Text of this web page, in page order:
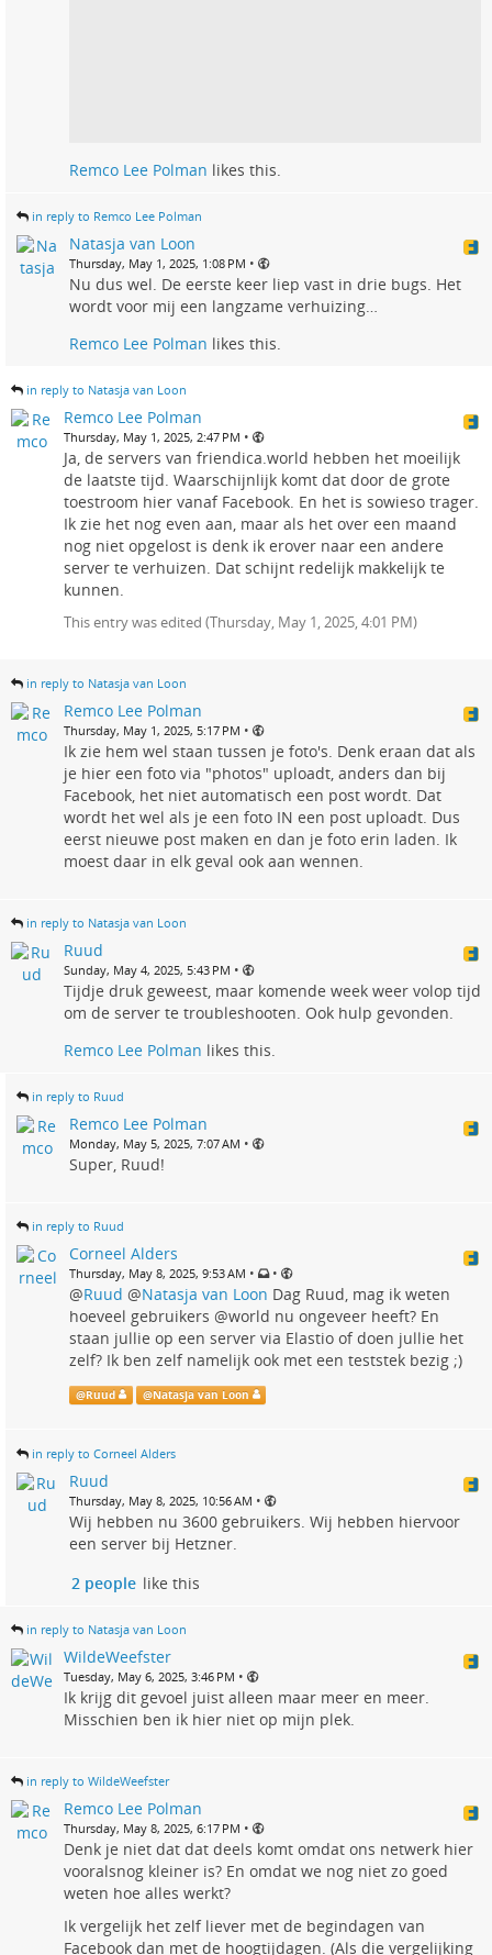
Remco Lee Polman likes this.
in reply to Remco Lee Polman
Natasja van Loon
Thursday, May 1, 2025, 1:08 PM •
Nu dus wel. De eerste keer liep vast in drie bugs. Het
wordt voor mij een langzame verhuizing…
Remco Lee Polman likes this.
in reply to Natasja van Loon
Remco Lee Polman
Thursday, May 1, 2025, 2:47 PM •
Ja, de servers van friendica.world hebben het moeilijk
de laatste tijd. Waarschijnlijk komt dat door de grote
toestroom hier vanaf Facebook. En het is sowieso trager.
Ik zie het nog even aan, maar als het over een maand
nog niet opgelost is denk ik erover naar een andere
server te verhuizen. Dat schijnt redelijk makkelijk te
kunnen.
This entry was edited (Thursday, May 1, 2025, 4:01 PM)
in reply to Natasja van Loon
Remco Lee Polman
Thursday, May 1, 2025, 5:17 PM •
Ik zie hem wel staan tussen je foto's. Denk eraan dat als
je hier een foto via "photos" uploadt, anders dan bij
Facebook, het niet automatisch een post wordt. Dat
wordt het wel als je een foto IN een post uploadt. Dus
eerst nieuwe post maken en dan je foto erin laden. Ik
moest daar in elk geval ook aan wennen.
in reply to Natasja van Loon
Ruud
Sunday, May 4, 2025, 5:43 PM •
Tijdje druk geweest, maar komende week weer volop tijd
om de server te troubleshooten. Ook hulp gevonden.
Remco Lee Polman likes this.
in reply to Ruud
Remco Lee Polman
Monday, May 5, 2025, 7:07 AM •
Super, Ruud!
in reply to Ruud
Corneel Alders
Thursday, May 8, 2025, 9:53 AM • •
@Ruud @Natasja van Loon Dag Ruud, mag ik weten
hoeveel gebruikers @world nu ongeveer heeft? En
staan jullie op een server via Elastio of doen jullie het
zelf? Ik ben zelf namelijk ook met een teststek bezig ;)
@Ruud @Natasja van Loon
in reply to Corneel Alders
Ruud
Thursday, May 8, 2025, 10:56 AM •
Wij hebben nu 3600 gebruikers. Wij hebben hiervoor
een server bij Hetzner.
2 people like this
in reply to Natasja van Loon
WildeWeefster
Tuesday, May 6, 2025, 3:46 PM •
Ik krijg dit gevoel juist alleen maar meer en meer.
Misschien ben ik hier niet op mijn plek.
in reply to WildeWeefster
Remco Lee Polman
Thursday, May 8, 2025, 6:17 PM •
Denk je niet dat dat deels komt omdat ons netwerk hier
vooralsnog kleiner is? En omdat we nog niet zo goed
weten hoe alles werkt?
Ik vergelijk het zelf liever met de begindagen van
Facebook dan met de hoogtijdagen. (Als die vergelijking